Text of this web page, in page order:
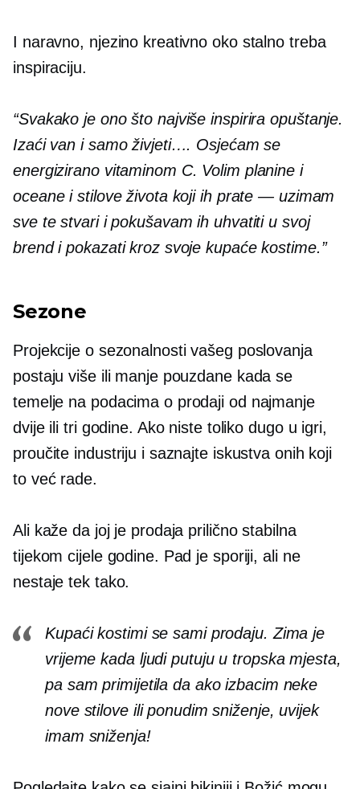
I naravno, njezino kreativno oko stalno treba
inspiraciju.
“Svakako je ono što najviše inspirira opuštanje.
Izaći van i samo živjeti…. Osjećam se
energizirano vitaminom C. Volim planine i
oceane i stilove života koji ih prate — uzimam
sve te stvari i pokušavam ih uhvatiti u svoj
brend i pokazati kroz svoje kupaće kostime.”
Sezone
Projekcije o sezonalnosti vašeg poslovanja
postaju više ili manje pouzdane kada se
temelje na podacima o prodaji od najmanje
dvije ili tri godine. Ako niste toliko dugo u igri,
proučite industriju i saznajte iskustva onih koji
to već rade.
Ali kaže da joj je prodaja prilično stabilna
tijekom cijele godine. Pad je sporiji, ali ne
nestaje tek tako.
Kupaći kostimi se sami prodaju. Zima je
vrijeme kada ljudi putuju u tropska mjesta,
pa sam primijetila da ako izbacim neke
nove stilove ili ponudim sniženje, uvijek
imam sniženja!